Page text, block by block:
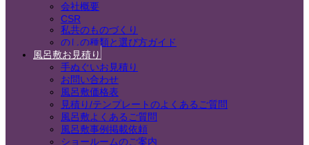
会社概要
CSR
私共のものづくり
のしの種類と選び方ガイド
風呂敷お見積り
手ぬぐいお見積り
お問い合わせ
風呂敷価格表
見積り/テンプレートのよくあるご質問
風呂敷よくあるご質問
風呂敷事例掲載依頼
ショールームのご案内